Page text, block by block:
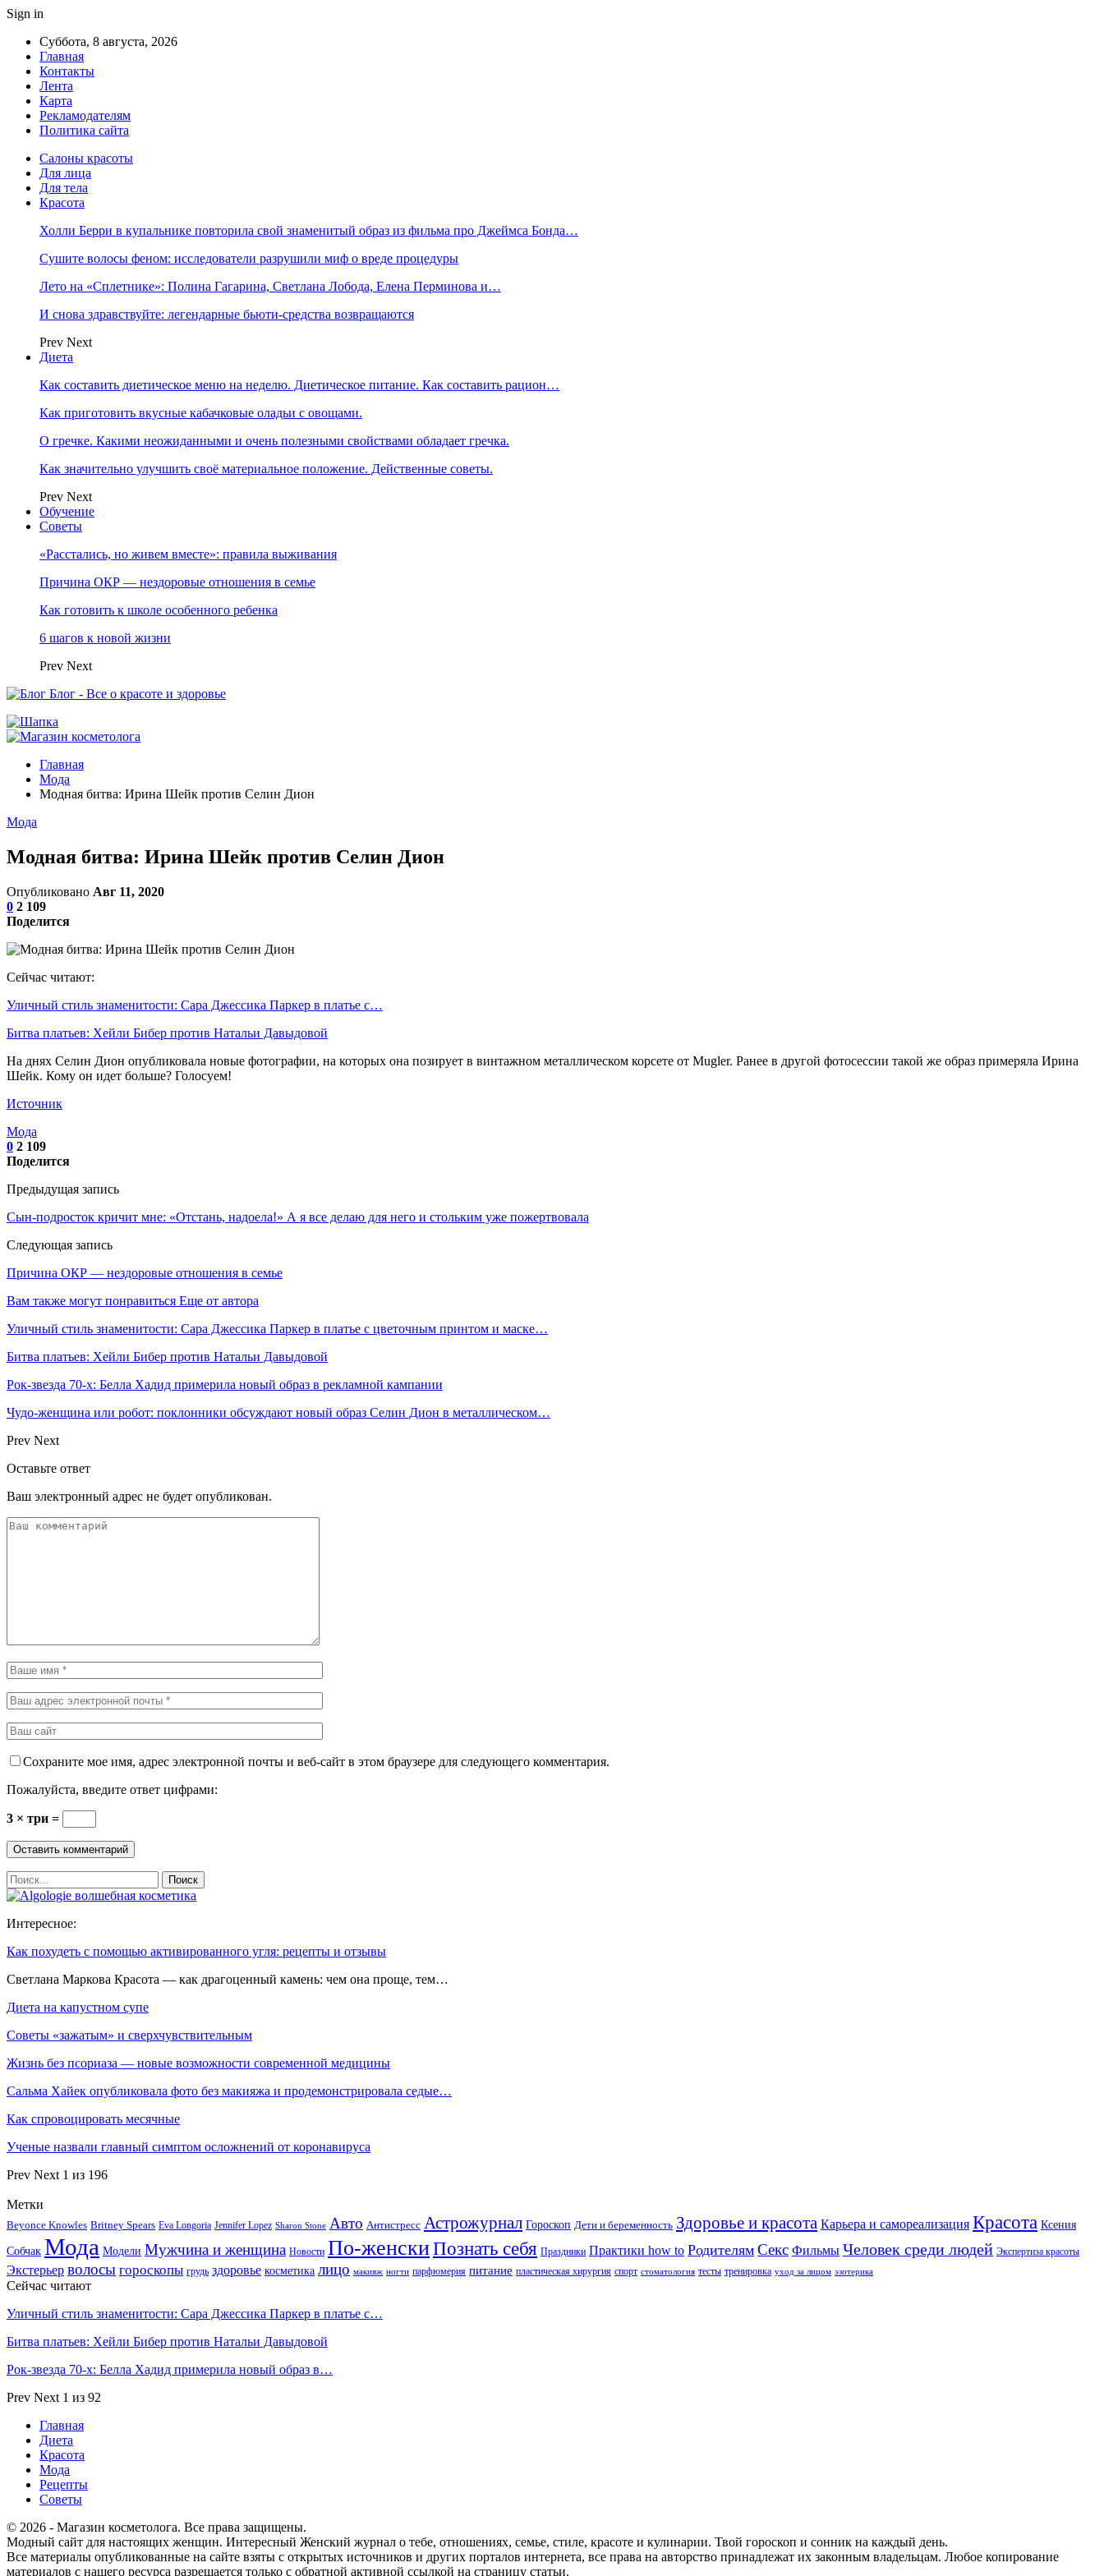
Sign in
Суббота, 8 августа, 2026
Главная
Контакты
Лента
Карта
Рекламодателям
Политика сайта
Салоны красоты
Для лица
Для тела
Красота
Холли Берри в купальнике повторила свой знаменитый образ из фильма про Джеймса Бонда…
Сушите волосы феном: исследователи разрушили миф о вреде процедуры
Лето на «Сплетнике»: Полина Гагарина, Светлана Лобода, Елена Перминова и…
И снова здравствуйте: легендарные бьюти-средства возвращаются
Prev Next
Диета
Как составить диетическое меню на неделю. Диетическое питание. Как составить рацион…
Как приготовить вкусные кабачковые оладьи с овощами.
О гречке. Какими неожиданными и очень полезными свойствами обладает гречка.
Как значительно улучшить своё материальное положение. Действенные советы.
Prev Next
Обучение
Советы
«Расстались, но живем вместе»: правила выживания
Причина ОКР — нездоровые отношения в семье
Как готовить к школе особенного ребенка
6 шагов к новой жизни
Prev Next
Блог - Все о красоте и здоровье
Главная
Мода
Модная битва: Ирина Шейк против Селин Дион
Мода
Модная битва: Ирина Шейк против Селин Дион
Опубликовано Авг 11, 2020
0 2 109
Поделится
Сейчас читают:
Уличный стиль знаменитости: Сара Джессика Паркер в платье с…
Битва платьев: Хейли Бибер против Натальи Давыдовой
На днях Селин Дион опубликовала новые фотографии, на которых она позирует в винтажном металлическом корсете от Mugler. Ранее в другой фотосессии такой же образ примеряла Ирина
Шейк. Кому он идет больше? Голосуем!
Источник
Мода
0 2 109
Поделится
Предыдущая запись
Сын-подросток кричит мне: «Отстань, надоела!» А я все делаю для него и стольким уже пожертвовала
Следующая запись
Причина ОКР — нездоровые отношения в семье
Вам также могут понравиться Еще от автора
Уличный стиль знаменитости: Сара Джессика Паркер в платье с цветочным принтом и маске…
Битва платьев: Хейли Бибер против Натальи Давыдовой
Рок-звезда 70-х: Белла Хадид примерила новый образ в рекламной кампании
Чудо-женщина или робот: поклонники обсуждают новый образ Селин Дион в металлическом…
Prev Next
Оставьте ответ
Ваш электронный адрес не будет опубликован.
Сохраните мое имя, адрес электронной почты и веб-сайт в этом браузере для следующего комментария.
Пожалуйста, введите ответ цифрами:
3 × три =
Интересное:
Как похудеть с помощью активированного угля: рецепты и отзывы
Светлана Маркова Красота — как драгоценный камень: чем она проще, тем…
Диета на капустном супе
Советы «зажатым» и сверхчувствительным
Жизнь без псориаза — новые возможности современной медицины
Сальма Хайек опубликовала фото без макияжа и продемонстрировала седые…
Как спровоцировать месячные
Ученые назвали главный симптом осложнений от коронавируса
Prev Next 1 из 196
Метки
Beyonce Knowles Britney Spears Eva Longoria Jennifer Lopez Sharon Stone Авто Антистресс Астрожурнал Гороскоп Дети и беременность Здоровье и красота Карьера и самореализация Красота Ксения
Собчак Мода Модели Мужчина и женщина Новости По-женскиПознать себя Праздники Практики how to Родителям Секс Фильмы Человек среди людей Экспертиза красоты
Экстерьер волосы гороскопы грудь здоровье косметика лицо макияж ногти парфюмерия питание пластическая хирургия спорт стоматология тесты тренировка уход за лицом эзотерика
Сейчас читают
Уличный стиль знаменитости: Сара Джессика Паркер в платье с…
Битва платьев: Хейли Бибер против Натальи Давыдовой
Рок-звезда 70-х: Белла Хадид примерила новый образ в…
Prev Next 1 из 92
Главная
Диета
Красота
Мода
Рецепты
Советы
© 2026 - Магазин косметолога. Все права защищены.
Модный сайт для настоящих женщин. Интересный Женский журнал о тебе, отношениях, семье, стиле, красоте и кулинарии. Твой гороскоп и сонник на каждый день.
Все материалы опубликованные на сайте взяты с открытых источников и других порталов интернета, все права на авторство принадлежат их законным владельцам. Любое копирование
материалов с нашего ресурса разрешается только с обратной активной ссылкой на страницу статьи.